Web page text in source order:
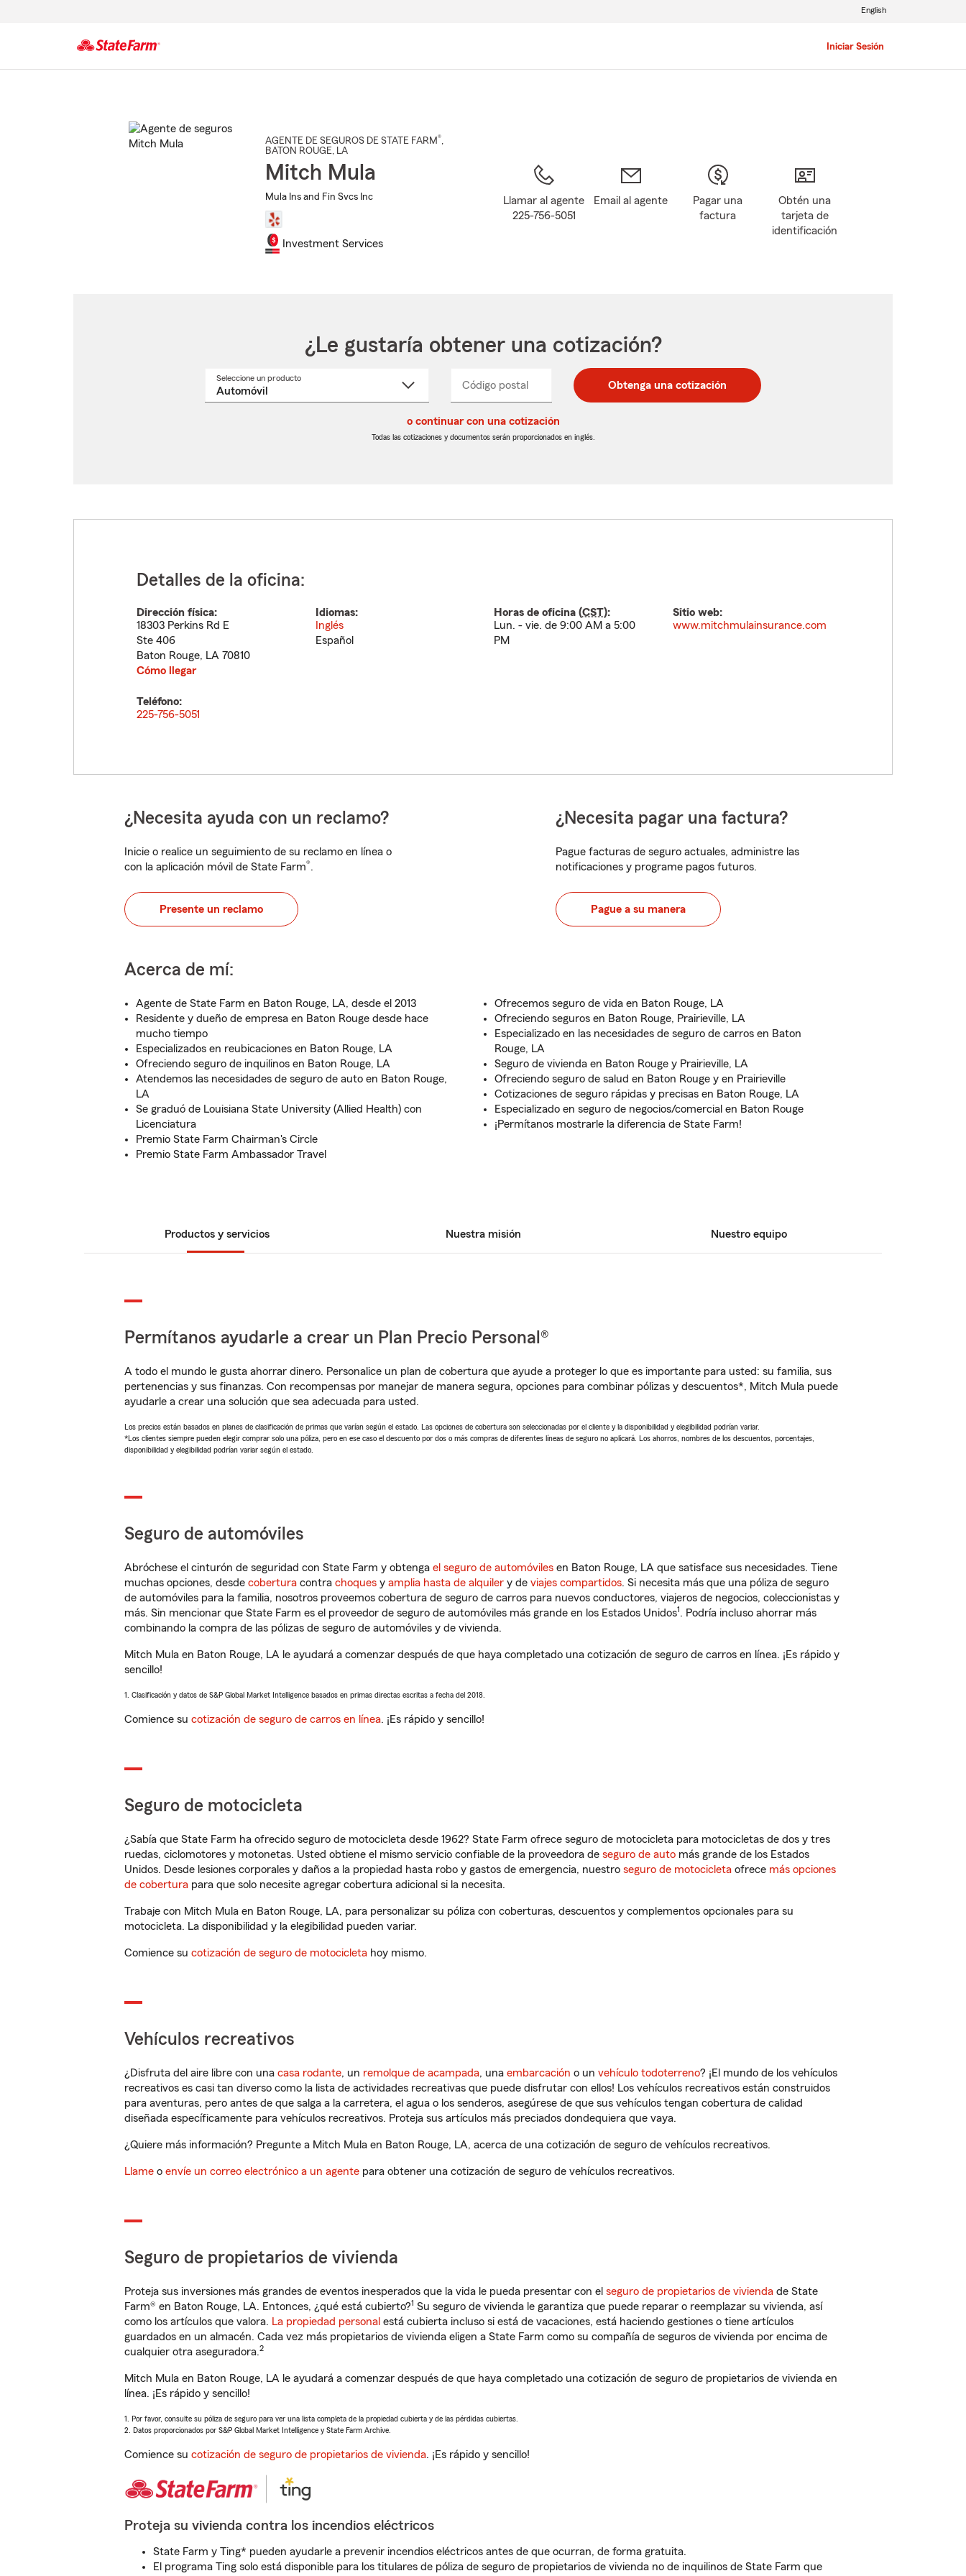
Iniciar Sesión
English
AGENTE DE SEGUROS DE STATE FARM®,
BATON ROUGE, LA
Mitch Mula
Mula Ins and Fin Svcs Inc
Investment Services
Llamar al agente
225-756-5051
Email al agente
Pagar una
factura
Obtén una
tarjeta de
identificación
¿Le gustaría obtener una cotización?
Seleccione un productoSeleccione
Código postal
postal
de
postal
de
_____ Obtenga una cotización
o continuar con una cotización
Todas las cotizaciones y documentos serán proporcionados en inglés.
Detalles de la oficina:
Dirección física:
18303 Perkins Rd E
Ste 406
Baton Rouge, LA 70810
Cómo llegar
Idiomas:
Inglés
Español
Horas de oficina (CST):
Lun. - vie. de 9:00 AM a 5:00
PM
Sitio web:
www.mitchmulainsurance.com
Teléfono:
225-756-5051
¿Necesita ayuda con un reclamo?
Inicie o realice un seguimiento de su reclamo en línea o
con la aplicación móvil de State Farm®.
Presente un reclamo
¿Necesita pagar una factura?
Pague facturas de seguro actuales, administre las
notificaciones y programe pagos futuros.
Pague a su manera
Acerca de mí:
Agente de State Farm en Baton Rouge, LA, desde el 2013
Residente y dueño de empresa en Baton Rouge desde hace
mucho tiempo
Especializados en reubicaciones en Baton Rouge, LA
Ofreciendo seguro de inquilinos en Baton Rouge, LA
Atendemos las necesidades de seguro de auto en Baton Rouge,
LA
Se graduó de Louisiana State University (Allied Health) con
Licenciatura
Premio State Farm Chairman's Circle
Premio State Farm Ambassador Travel
Ofrecemos seguro de vida en Baton Rouge, LA
Ofreciendo seguros en Baton Rouge, Prairieville, LA
Especializado en las necesidades de seguro de carros en Baton
Rouge, LA
Seguro de vivienda en Baton Rouge y Prairieville, LA
Ofreciendo seguro de salud en Baton Rouge y en Prairieville
Cotizaciones de seguro rápidas y precisas en Baton Rouge, LA
Especializado en seguro de negocios/comercial en Baton Rouge
¡Permítanos mostrarle la diferencia de State Farm!
Productos y servicios Nuestra misión Nuestro equipo
Permítanos ayudarle a crear un Plan Precio Personal®
A todo el mundo le gusta ahorrar dinero. Personalice un plan de cobertura que ayude a proteger lo que es importante para usted: su familia, sus
pertenencias y sus finanzas. Con recompensas por manejar de manera segura, opciones para combinar pólizas y descuentos*, Mitch Mula puede
ayudarle a crear una solución que sea adecuada para usted.
Los precios están basados en planes de clasificación de primas que varían según el estado. Las opciones de cobertura son seleccionadas por el cliente y la disponibilidad y elegibilidad podrían variar.
*Los clientes siempre pueden elegir comprar solo una póliza, pero en ese caso el descuento por dos o más compras de diferentes líneas de seguro no aplicará. Los ahorros, nombres de los descuentos, porcentajes,
disponibilidad y elegibilidad podrían variar según el estado.
Seguro de automóviles
Abróchese el cinturón de seguridad con State Farm y obtenga el seguro de automóviles en Baton Rouge, LA que satisface sus necesidades. Tiene
muchas opciones, desde cobertura contra choques y amplia hasta de alquiler y de viajes compartidos. Si necesita más que una póliza de seguro
de automóviles para la familia, nosotros proveemos cobertura de seguro de carros para nuevos conductores, viajeros de negocios, coleccionistas y
más. Sin mencionar que State Farm es el proveedor de seguro de automóviles más grande en los Estados Unidos1. Podría incluso ahorrar más
combinando la compra de las pólizas de seguro de automóviles y de vivienda.
Mitch Mula en Baton Rouge, LA le ayudará a comenzar después de que haya completado una cotización de seguro de carros en línea. ¡Es rápido y
sencillo!
1. Clasificación y datos de S&P Global Market Intelligence basados en primas directas escritas a fecha del 2018.
Comience su cotización de seguro de carros en línea. ¡Es rápido y sencillo!
Seguro de motocicleta
¿Sabía que State Farm ha ofrecido seguro de motocicleta desde 1962? State Farm ofrece seguro de motocicleta para motocicletas de dos y tres
ruedas, ciclomotores y motonetas. Usted obtiene el mismo servicio confiable de la proveedora de seguro de auto más grande de los Estados
Unidos. Desde lesiones corporales y daños a la propiedad hasta robo y gastos de emergencia, nuestro seguro de motocicleta ofrece más opciones
de cobertura para que solo necesite agregar cobertura adicional si la necesita.
Trabaje con Mitch Mula en Baton Rouge, LA, para personalizar su póliza con coberturas, descuentos y complementos opcionales para su
motocicleta. La disponibilidad y la elegibilidad pueden variar.
Comience su cotización de seguro de motocicleta hoy mismo.
Vehículos recreativos
¿Disfruta del aire libre con una casa rodante, un remolque de acampada, una embarcación o un vehículo todoterreno? ¡El mundo de los vehículos
recreativos es casi tan diverso como la lista de actividades recreativas que puede disfrutar con ellos! Los vehículos recreativos están construidos
para aventuras, pero antes de que salga a la carretera, el agua o los senderos, asegúrese de que sus vehículos tengan cobertura de calidad
diseñada específicamente para vehículos recreativos. Proteja sus artículos más preciados dondequiera que vaya.
¿Quiere más información? Pregunte a Mitch Mula en Baton Rouge, LA, acerca de una cotización de seguro de vehículos recreativos.
Llame o envíe un correo electrónico a un agente para obtener una cotización de seguro de vehículos recreativos.
Seguro de propietarios de vivienda
Proteja sus inversiones más grandes de eventos inesperados que la vida le pueda presentar con el seguro de propietarios de vivienda de State
Farm® en Baton Rouge, LA. Entonces, ¿qué está cubierto?1 Su seguro de vivienda le garantiza que puede reparar o reemplazar su vivienda, así
como los artículos que valora. La propiedad personal está cubierta incluso si está de vacaciones, está haciendo gestiones o tiene artículos
guardados en un almacén. Cada vez más propietarios de vivienda eligen a State Farm como su compañía de seguros de vivienda por encima de
cualquier otra aseguradora.2
Mitch Mula en Baton Rouge, LA le ayudará a comenzar después de que haya completado una cotización de seguro de propietarios de vivienda en
línea. ¡Es rápido y sencillo!
1. Por favor, consulte su póliza de seguro para ver una lista completa de la propiedad cubierta y de las pérdidas cubiertas.
2. Datos proporcionados por S&P Global Market Intelligence y State Farm Archive.
Comience su cotización de seguro de propietarios de vivienda. ¡Es rápido y sencillo!
Proteja su vivienda contra los incendios eléctricos
State Farm y Ting* pueden ayudarle a prevenir incendios eléctricos antes de que ocurran, de forma gratuita.
El programa Ting solo está disponible para los titulares de póliza de seguro de propietarios de vivienda no de inquilinos de State Farm que